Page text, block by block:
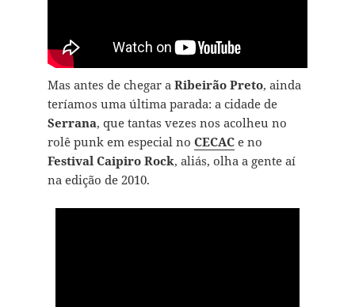
Mas antes de chegar a Ribeirão Preto, ainda
teríamos uma última parada: a cidade de
Serrana, que tantas vezes nos acolheu no
rolê punk em especial no CECACe no
Festival Caipiro Rock, aliás, olha a gente aí
na edição de 2010.